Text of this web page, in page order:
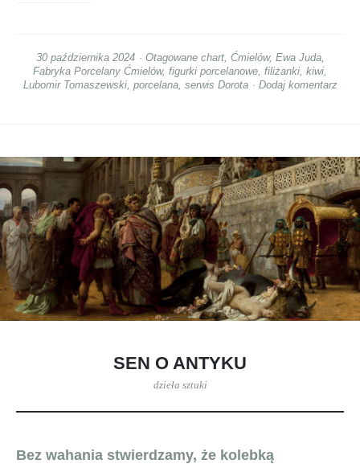
30 października 2024 Otagowane chart, Ćmielów, Ewa Juda,
Fabryka Porcelany Ćmielów, figurki porcelanowe, filiżanki, kiwi,
Lubomir Tomaszewski, porcelana, serwis Dorota Dodaj komentarz
SEN O ANTYKU
dzieła sztuki
Bez wahania stwierdzamy, że kolebką